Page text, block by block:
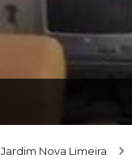
Jardim Nova Limeira